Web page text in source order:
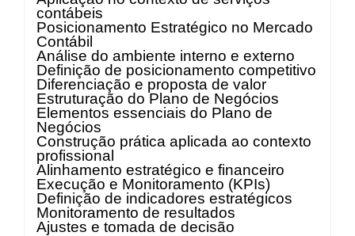
contábeis
Posicionamento Estratégico no Mercado
Contábil
Análise do ambiente interno e externo
Definição de posicionamento competitivo
Diferenciação e proposta de valor
Estruturação do Plano de Negócios
Elementos essenciais do Plano de
Negócios
Construção prática aplicada ao contexto
profissional
Alinhamento estratégico e financeiro
Execução e Monitoramento (KPIs)
Definição de indicadores estratégicos
Monitoramento de resultados
Ajustes e tomada de decisão